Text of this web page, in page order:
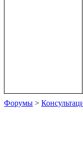
Форумы >